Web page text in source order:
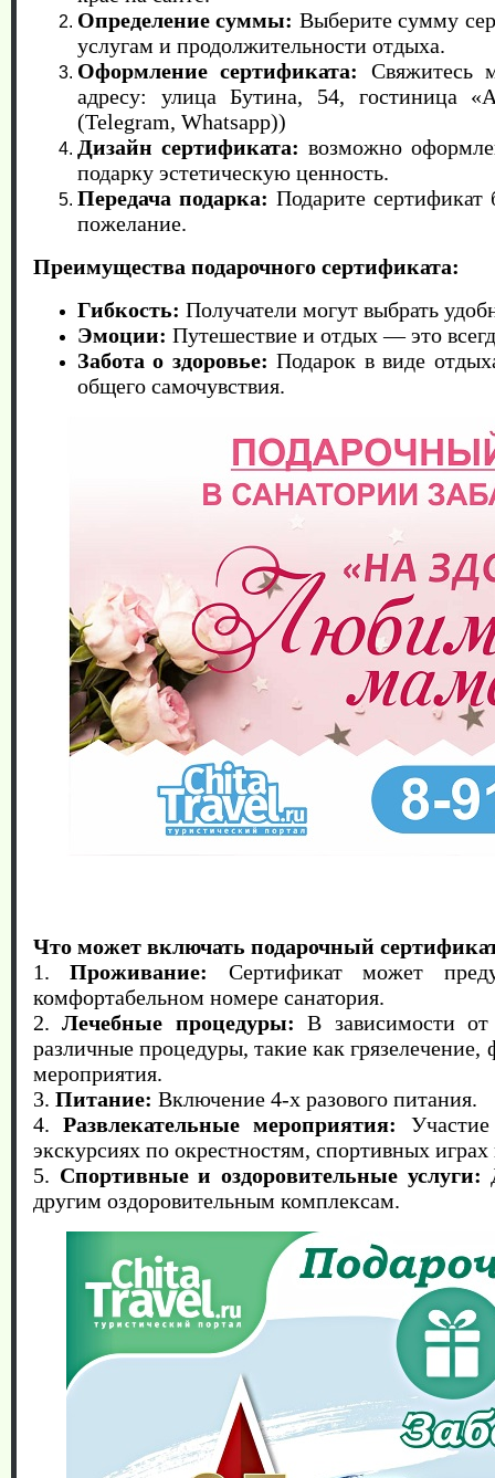
Определение суммы: Выберите сумму
услугам и продолжительности отдыха.
Оформление сертификата:
Свяжитесь
адресу: улица Бутина, 54, гостиница
(Telegram, Whatsapp))
Дизайн сертификата: возможно
подарку эстетическую ценность.
Передача подарка: Подарите
пожелание.
Преимущества подарочного сертификата:
Гибкость: Получатели могут выбрать
Эмоции: Путешествие и отдых — это
Забота о здоровье: Подарок в виде
общего самочувствия.
Что может включать подарочный
1. Проживание:
Сертификат может
комфортабельном номере санатория.
2.Лечебные процедуры: В зависимости от
различные процедуры, такие как
мероприятия.
3. Питание: Включение 4-х разового питания.
4.Развлекательные мероприятия:
экскурсиях по окрестностям, спортивных
5. Спортивные и оздоровительные услуги:
другим оздоровительным комплексам.